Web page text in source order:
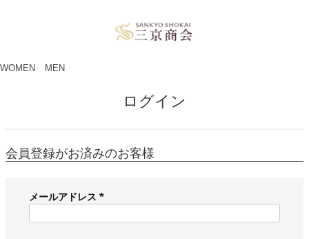
WOMEN MEN
ログイン
会員登録がお済みのお客様
メールアドレス
必